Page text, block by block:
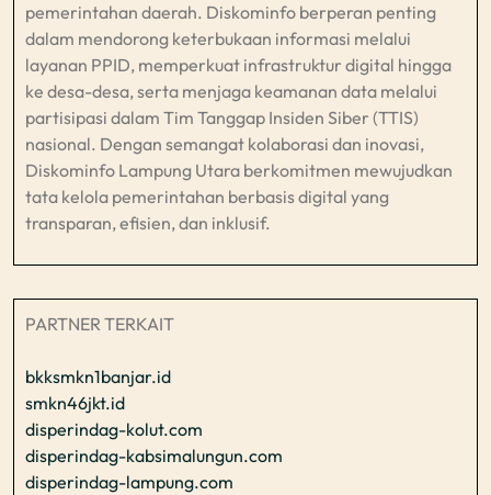
pemerintahan daerah. Diskominfo berperan penting
dalam mendorong keterbukaan informasi melalui
layanan PPID, memperkuat infrastruktur digital hingga
ke desa-desa, serta menjaga keamanan data melalui
partisipasi dalam Tim Tanggap Insiden Siber (TTIS)
nasional. Dengan semangat kolaborasi dan inovasi,
Diskominfo Lampung Utara berkomitmen mewujudkan
tata kelola pemerintahan berbasis digital yang
transparan, efisien, dan inklusif.​
PARTNER TERKAIT
bkksmkn1banjar.id
smkn46jkt.id
disperindag-kolut.com
disperindag-kabsimalungun.com
disperindag-lampung.com